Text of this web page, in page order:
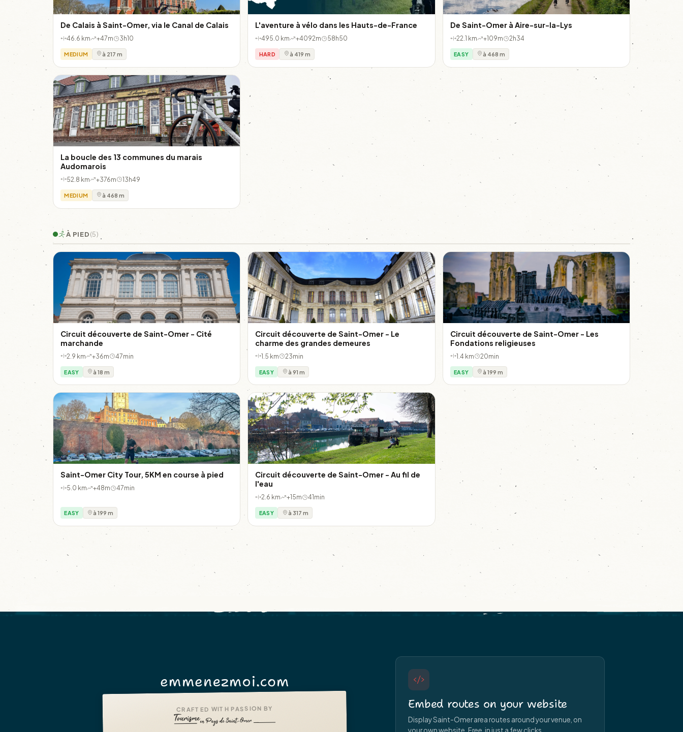
De Calais à Saint-Omer, via le Canal de Calais
46.6 km +47m 3h10
MEDIUM à 217 m
L'aventure à vélo dans les Hauts-de-France
495.0 km +4092m 58h50
HARD à 419 m
De Saint-Omer à Aire-sur-la-Lys
22.1 km +109m 2h34
EASY à 468 m
La boucle des 13 communes du marais
Audomarois
52.8 km +376m 13h49
MEDIUM à 468 m
À PIED(5)
Circuit découverte de Saint-Omer - Cité
marchande
2.9 km +36m 47min
EASY à 18 m
Circuit découverte de Saint-Omer - Le
charme des grandes demeures
1.5 km 23min
EASY à 91 m
Circuit découverte de Saint-Omer - Les
Fondations religieuses
1.4 km 20min
EASY à 199 m
Saint-Omer City Tour, 5KM en course à pied
5.0 km +48m 47min
EASY à 199 m
Circuit découverte de Saint-Omer - Au fil de
l'eau
2.6 km +15m 41min
EASY à 317 m
emmenezmoi.com
CRAFTED WITH PASSION BY Embed routes on your website
Display Saint-Omer area routes around your venue, on
your own website. Free, in just a few clicks.